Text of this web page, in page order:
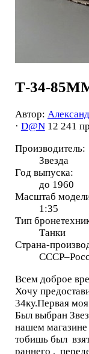
Т-34-
Автор:
· D@N 12 241
Производитель:
Звезда
Год выпуска:
до 1960
Масштаб
1:35
Тип
Танки
Страна-
Всем доброе
Хочу
34ку.Первая
Был выбран
нашем магазине
тобишь был
раннего ,